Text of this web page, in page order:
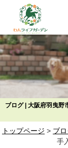
ブログ | 大阪府羽曳野
トップページ > ブ
手